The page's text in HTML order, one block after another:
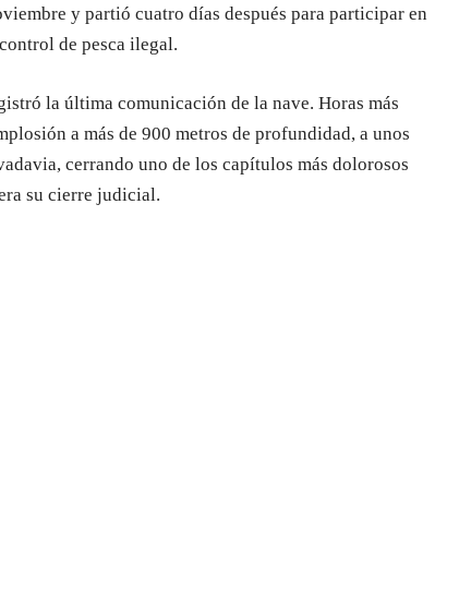
y partió cuatro días después para participar en
de pesca ilegal.
la última comunicación de la nave. Horas más
a más de 900 metros de profundidad, a unos
cerrando uno de los capítulos más dolorosos
su cierre judicial.